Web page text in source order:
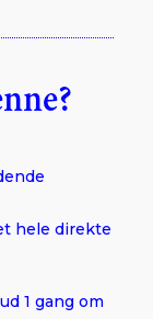
hele direkte
1 gang om